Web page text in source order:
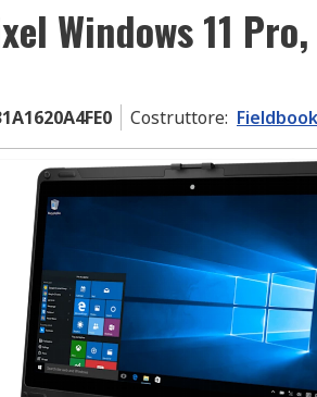
Windows 11 Pro,
Costruttore: Fieldbook